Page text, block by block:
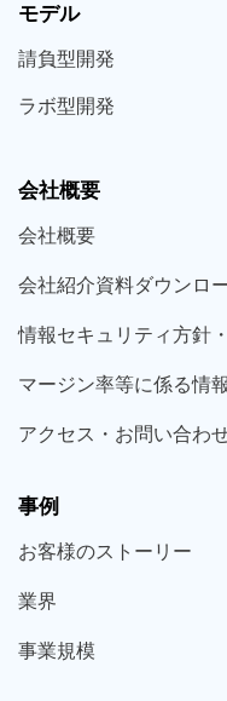
モデル
請負型開発
ラボ型開発
会社概要
会社概要
会社紹介資料ダウンロ
情報セキュリティ方針
マージン率等に係る情
アクセス・お問い合わ
事例
お客様のストーリー
業界
事業規模